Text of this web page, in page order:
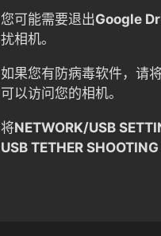
您可能需要退出Google
扰相机。
如果您有防病毒软件，请
可以访问您的相机。
将NETWORK/USB
USB TETHER